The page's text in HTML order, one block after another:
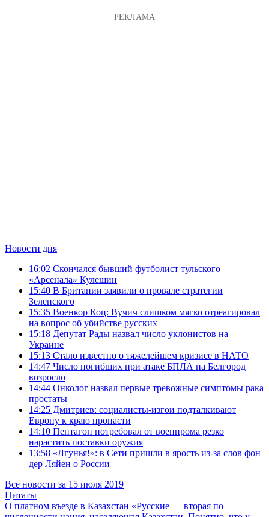
Новости дня
16:02 Скончался бывший футболист тульского
«Арсенала» Кулешин
15:40 В Британии заявили о провале стратегии
Зеленского
15:35 Военкор Коц: Вучич слишком мягко отреагировал
на вопрос об убийстве русских
15:18 Депутат Рады назвал число уклонистов на
Украине
15:13 Стало известно о тяжелейшем кризисе в НАТО
14:47 Число погибших при атаке БПЛА на Белгород
возросло
14:44 Онколог назвал первые тревожные симптомы рака
простаты
14:25 Дмитриев: социалисты-изгои подталкивают
Европу к краю пропасти
14:10 Пентагон потребовал от военпрома резко
нарастить поставки оружия
13:58 «Лгунья!»: в Сети пришли в ярость из-за слов фон
дер Ляйен о России
Все новости за 15 июля 2019
Цитаты
О платном въезде в Казахстан «Русские — вторая по